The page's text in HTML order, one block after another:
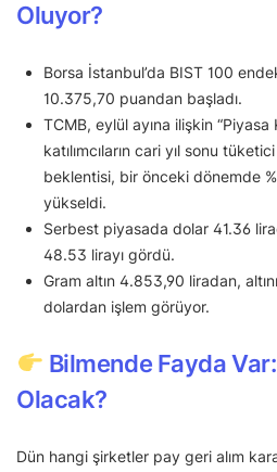
Oluyor?
Borsa İstanbul’da BIST 100
10.375,70 puandan başladı.
TCMB, eylül ayına ilişkin “Piyasa
katılımcıların cari yıl sonu
beklentisi, bir önceki dönemde
yükseldi.
Serbest piyasada dolar 41.36
48.53 lirayı gördü.
Gram altın 4.853,90 liradan,
dolardan işlem görüyor.
Bilmende Fayda
Olacak?
Dün hangi şirketler pay geri alım